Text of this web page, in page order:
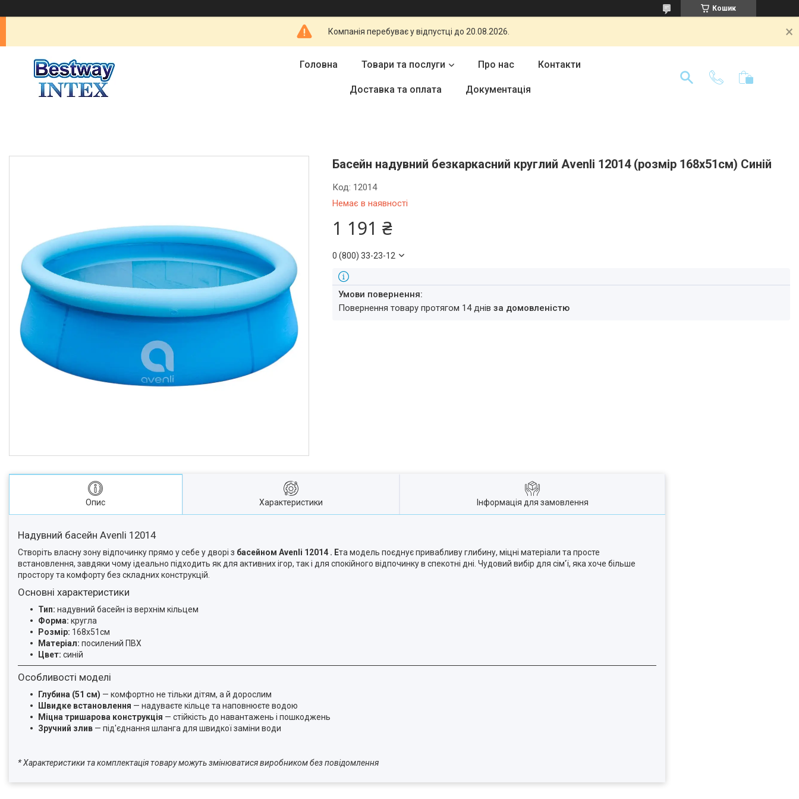
Кошик
Компанія перебуває у відпустці до 20.08.2026.
Головна Товари та послуги Про нас Контакти
Доставка та оплата Документація
Басейн надувний безкаркасний круглий Avenli 12014 (розмір 168х51см) Синій
Немає в наявності
Код: 12014
1 191 ₴
0 (800) 33-23-12
повернення товару протягом 14 днівза домовленістю
Опис Характеристики Інформація для замовлення
Надувний басейн Avenli 12014
Створіть власну зону відпочинку прямо у себе у дворі з басейном Avenli 12014 . Ета модель поєднує привабливу глибину, міцні матеріали та просте
встановлення, завдяки чому ідеально підходить як для активних ігор, так і для спокійного відпочинку в спекотні дні. Чудовий вибір для сім'ї, яка хоче більше
простору та комфорту без складних конструкцій.
Основні характеристики
Тип: надувний басейн із верхнім кільцем
Форма: кругла
Розмір: 168х51см
Матеріал: посилений ПВХ
Цвет: синій
Особливості моделі
Глубина (51 см) — комфортно не тільки дітям, а й дорослим
Швидке встановлення — надуваєте кільце та наповнюєте водою
Міцна тришарова конструкція — стійкість до навантажень і пошкоджень
Зручний злив — під'єднання шланга для швидкої заміни води
* Характеристики та комплектація товару можуть змінюватися виробником без повідомлення